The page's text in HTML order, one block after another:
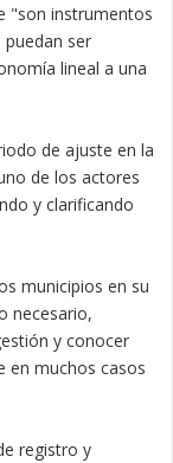
"son instrumentos
ser
lineal a una
de ajuste en la
de los actores
y clarificando
municipios en su
necesario,
y conocer
en muchos casos
registro y